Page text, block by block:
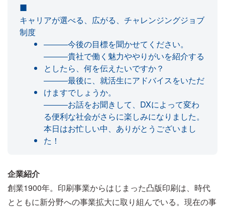
キャリアが選べる、広がる、チャレンジングジョブ
制度
―――今後の目標を聞かせてください。
―――貴社で働く魅力ややりがいを紹介する
としたら、何を伝えたいですか？
―――最後に、就活生にアドバイスをいただ
けますでしょうか。
―――お話をお聞きして、DXによって変わ
る便利な社会がさらに楽しみになりました。
本日はお忙しい中、ありがとうございまし
た！
企業紹介
創業1900年。印刷事業からはじまった凸版印刷は、時代
とともに新分野への事業拡大に取り組んでいる。現在の事